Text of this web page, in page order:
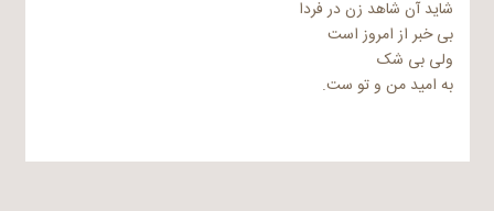
شاید آن شاهد زن در فردا
بی خبر از امروز است
ولی بی شک
به امید من و تو ست.